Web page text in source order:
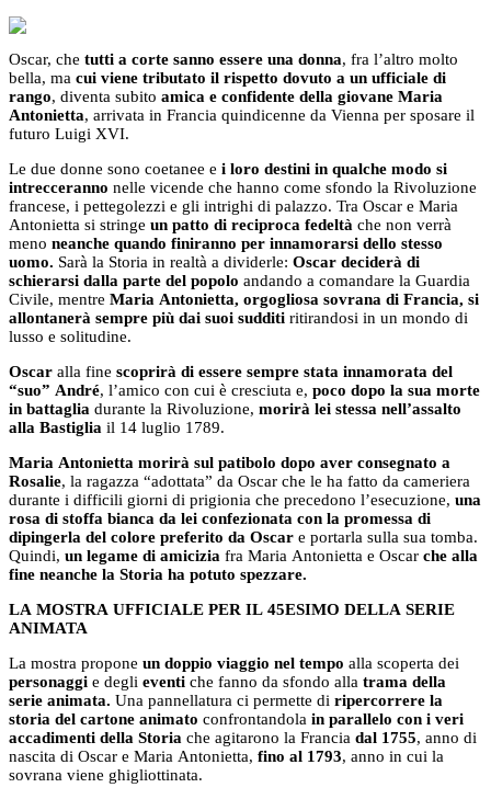
Oscar, che tutti a corte sanno essere una donna, fra l’altro molto
bella, ma cui viene tributato il rispetto dovuto a un ufficiale di
rango, diventa subito amica e confidente della giovane Maria
Antonietta, arrivata in Francia quindicenne da Vienna per sposare il
futuro Luigi XVI.
Le due donne sono coetanee e i loro destini in qualche modo si
intrecceranno nelle vicende che hanno come sfondo la Rivoluzione
francese, i pettegolezzi e gli intrighi di palazzo. Tra Oscar e Maria
Antonietta si stringe un patto di reciproca fedeltà che non verrà
meno neanche quando finiranno per innamorarsi dello stesso
uomo. Sarà la Storia in realtà a dividerle: Oscar deciderà di
schierarsi dalla parte del popolo andando a comandare la Guardia
Civile, mentre Maria Antonietta, orgogliosa sovrana di Francia, si
allontanerà sempre più dai suoi sudditi ritirandosi in un mondo di
lusso e solitudine.
Oscar alla fine scoprirà di essere sempre stata innamorata del
“suo” André, l’amico con cui è cresciuta e, poco dopo la sua morte
in battaglia durante la Rivoluzione, morirà lei stessa nell’assalto
alla Bastiglia il 14 luglio 1789.
Maria Antonietta morirà sul patibolo dopo aver consegnato a
Rosalie, la ragazza “adottata” da Oscar che le ha fatto da cameriera
durante i difficili giorni di prigionia che precedono l’esecuzione, una
rosa di stoffa bianca da lei confezionata con la promessa di
dipingerla del colore preferito da Oscar e portarla sulla sua tomba.
Quindi, un legame di amicizia fra Maria Antonietta e Oscar che alla
fine neanche la Storia ha potuto spezzare.
LA MOSTRA UFFICIALE PER IL 45ESIMO DELLA SERIE
ANIMATA
La mostra propone un doppio viaggio nel tempo
personaggi e degli eventi che fanno da sfondo alla trama della
serie animata. Una pannellatura ci permette di ripercorrere la
storia del cartone animato confrontandola in parallelo con i veri
accadimenti della Storia che agitarono la Francia dal 1755, anno di
nascita di Oscar e Maria Antonietta, fino al 1793, anno in cui la
sovrana viene ghigliottinata.